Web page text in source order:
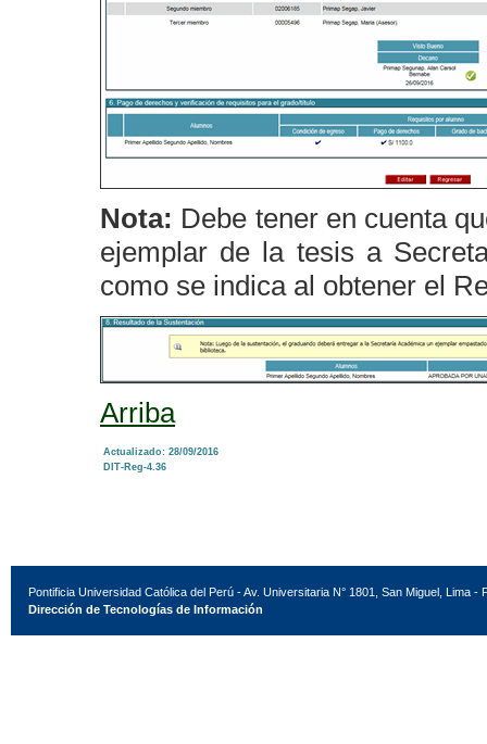
Nota: Debe tener en cuenta
ejemplar de la tesis a
como se indica al obtener el
Arriba
Actualizado: 28/09/2016
DIT-Reg-4.36
Pontificia Universidad Católica del Perú - Av. Universitaria N° 1801, San Miguel, Lima -
Dirección de Tecnologías de Información